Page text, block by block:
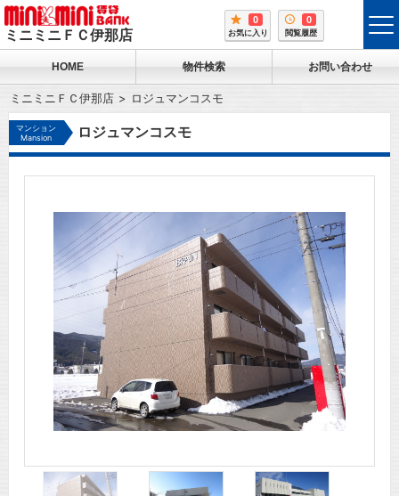
ミニミニＦＣ伊那店
0
お気に入り
0
閲覧履歴
HOME 物件検索 お問い合わせ
ミニミニＦＣ伊那店 ロジュマンコスモ
マンション
Mansion
ロジュマンコスモ